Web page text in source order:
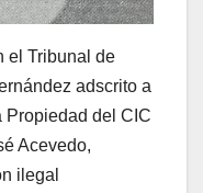
el Tribunal de
adscrito a
Propiedad del CIC
Acevedo,
ilegal